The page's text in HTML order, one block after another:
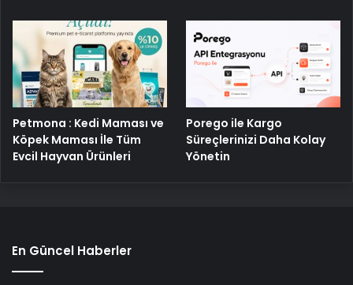
Petmona : Kedi Maması ve
Köpek Maması İle Tüm
Evcil Hayvan Ürünleri
Porego ile Kargo
Süreçlerinizi Daha Kolay
Yönetin
En Güncel Haberler